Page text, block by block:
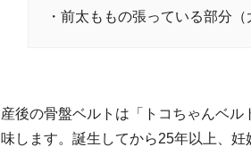
・前太ももの張っている部分（
産後の骨盤ベルトは「トコちゃんベ
味します。誕生してから25年以上、妊